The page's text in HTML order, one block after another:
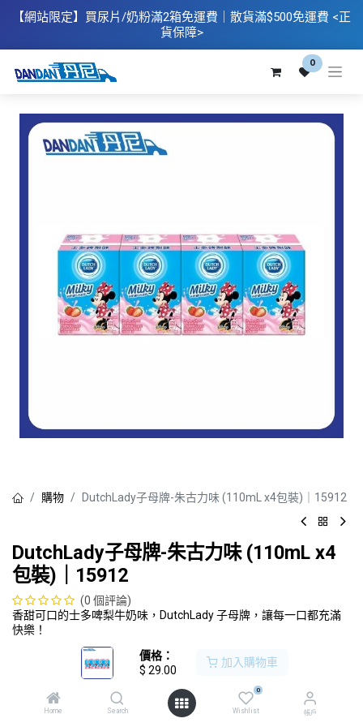
價格：
$ 29.00
加入購物車
Home Search
0
Wishlist 帳戶
【網站限定】 買尿片/奶粉滿2箱免運費｜散​貨滿$500免運費 <正
貨保障>
0
購物 DutchLady子母牌-朱古力味 (110mL x4包裝)｜15912
DutchLady子母牌-朱古力味 (110mL x4
包裝)｜15912
(0 個評論)
香甜可口的士多啤梨牛奶味，DutchLady 子母牌，讓每一口都充滿
快樂！
加入購物車